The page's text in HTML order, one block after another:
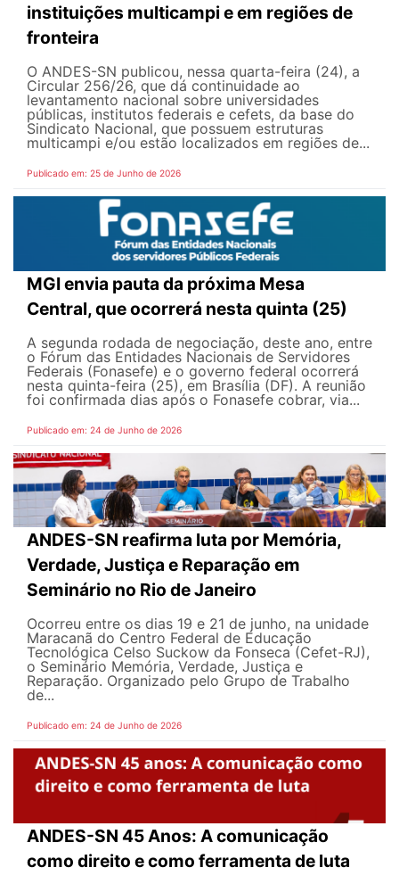
instituições multicampi e em regiões de
fronteira
O ANDES-SN publicou, nessa quarta-feira (24), a
Circular 256/26, que dá continuidade ao
levantamento nacional sobre universidades
públicas, institutos federais e cefets, da base do
Sindicato Nacional, que possuem estruturas
multicampi e/ou estão localizados em regiões de...
Publicado em: 25 de Junho de 2026
MGI envia pauta da próxima Mesa
Central, que ocorrerá nesta quinta (25)
A segunda rodada de negociação, deste ano, entre
o Fórum das Entidades Nacionais de Servidores
Federais (Fonasefe) e o governo federal ocorrerá
nesta quinta-feira (25), em Brasília (DF). A reunião
foi confirmada dias após o Fonasefe cobrar, via...
Publicado em: 24 de Junho de 2026
ANDES-SN reafirma luta por Memória,
Verdade, Justiça e Reparação em
Seminário no Rio de Janeiro
Ocorreu entre os dias 19 e 21 de junho, na unidade
Maracanã do Centro Federal de Educação
Tecnológica Celso Suckow da Fonseca (Cefet-RJ),
o Seminário Memória, Verdade, Justiça e
Reparação. Organizado pelo Grupo de Trabalho
de...
Publicado em: 24 de Junho de 2026
ANDES-SN 45 Anos: A comunicação
como direito e como ferramenta de luta